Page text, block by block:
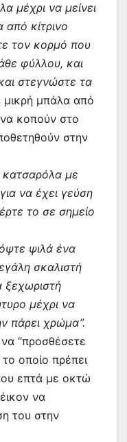
μέχρι να μείνει
από κίτρινο
τον κορμό που
φύλλου, και
στεγνώστε τα
μπάλα από
να κοπούν στο
στην
κατσαρόλα με
να έχει γεύση
το σε σημείο
ψιλά ένα
σκαλιστή
ξεχωριστή
μέχρι να
πάρει χρώμα”.
“προσθέσετε
οποίο πρέπει
επτά με οκτώ
να
του στην